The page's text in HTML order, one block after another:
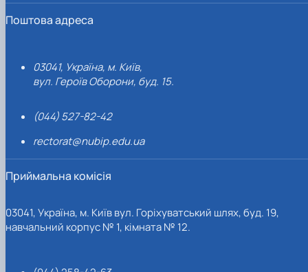
Поштова адреса
03041, Україна, м. Київ,
вул. Героїв Оборони, буд. 15.
(044) 527-82-42
rectorat@nubip.edu.ua
Приймальна комісія
03041, Україна, м. Київ вул. Горіхуватський шлях, буд. 19,
навчальний корпус № 1, кімната № 12.